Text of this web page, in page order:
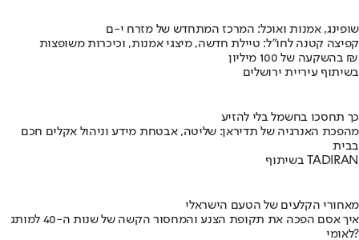
שופינג, אמנות ואוכל: המרכז המתחדש של מזרח י-ם
קפיצה קטנה לחו"ל: טיילת חדשה, מיצגי אמנות, וכיכרות משופצות
בהשקעה של 100 מיליון ₪
בשיתוף עיריית ירושלים
כך תחסכו בחשמל בלי להזיע
מהפכת האנרגיה של תדיראן: שליטה, אבטחת מידע וניהול אקלים חכם
בבית
בשיתוף TADIRAN
מאחורי הקלעים של הטעם הישראלי
איך אסם הפכה את תקופת הצנע והמחסור הקשה של שנות ה-40 למותג
לאומי?